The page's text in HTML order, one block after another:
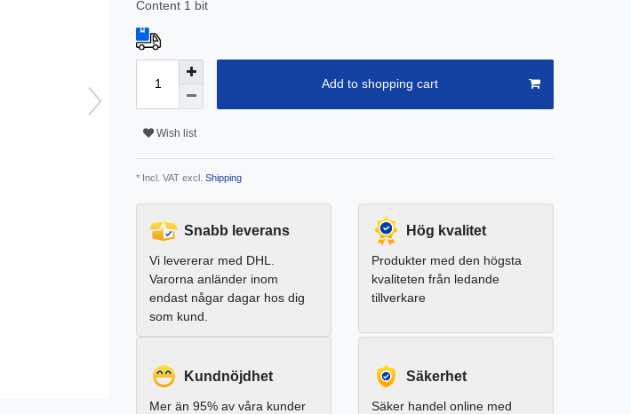
Content 1 bit
Add to shopping cart
Wish list
* Incl. VAT excl. Shipping
Snabb leverans
Vi levererar med DHL.
Varorna anländer inom
endast någar dagar hos dig
som kund.
Hög kvalitet
Produkter med den högsta
kvaliteten från ledande
tillverkare
Kundnöjdhet
Mer än 95% av våra kunder
Säkerhet
Säker handel online med